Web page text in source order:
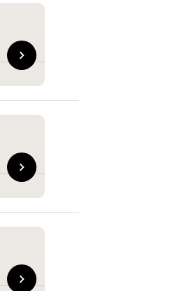
chevron_right
chevron_right
chevron_right